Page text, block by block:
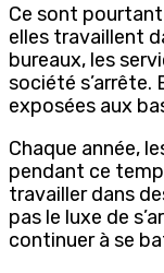
Ce sont
elles travaillent
bureaux, les
société s’arrête.
exposées aux
Chaque année,
pendant ce
travailler dans
pas le luxe de
continuer à se